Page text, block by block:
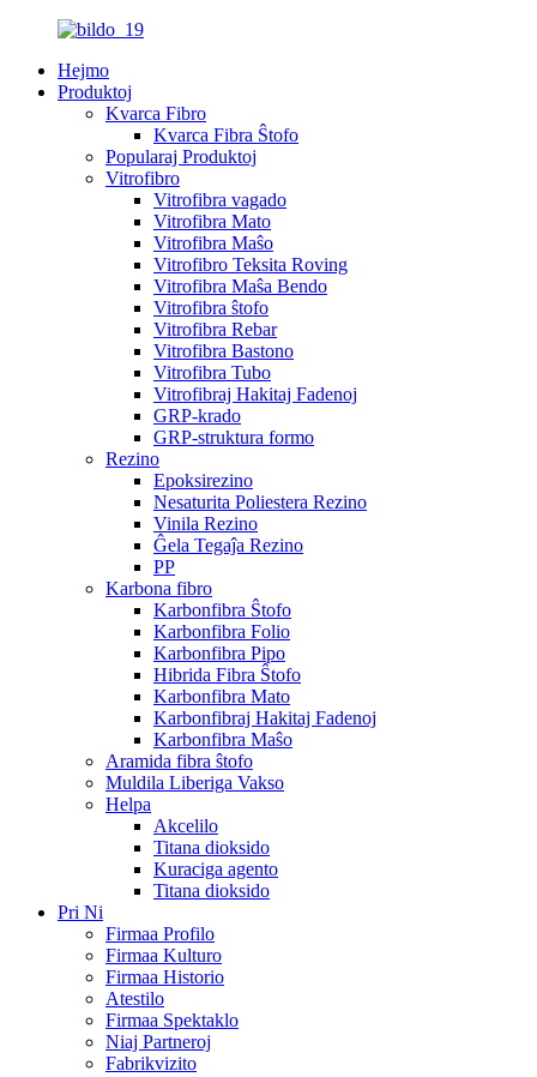
Hejmo
Produktoj
Kvarca Fibro
Kvarca Fibra Ŝtofo
Popularaj Produktoj
Vitrofibro
Vitrofibra vagado
Vitrofibra Mato
Vitrofibra Maŝo
Vitrofibro Teksita Roving
Vitrofibra Maŝa Bendo
Vitrofibra ŝtofo
Vitrofibra Rebar
Vitrofibra Bastono
Vitrofibra Tubo
Vitrofibraj Hakitaj Fadenoj
GRP-krado
GRP-struktura formo
Rezino
Epoksirezino
Nesaturita Poliestera Rezino
Vinila Rezino
Ĝela Tegaĵa Rezino
PP
Karbona fibro
Karbonfibra Ŝtofo
Karbonfibra Folio
Karbonfibra Pipo
Hibrida Fibra Ŝtofo
Karbonfibra Mato
Karbonfibraj Hakitaj Fadenoj
Karbonfibra Maŝo
Aramida fibra ŝtofo
Muldila Liberiga Vakso
Helpa
Akcelilo
Titana dioksido
Kuraciga agento
Titana dioksido
Pri Ni
Firmaa Profilo
Firmaa Kulturo
Firmaa Historio
Atestilo
Firmaa Spektaklo
Niaj Partneroj
Fabrikvizito